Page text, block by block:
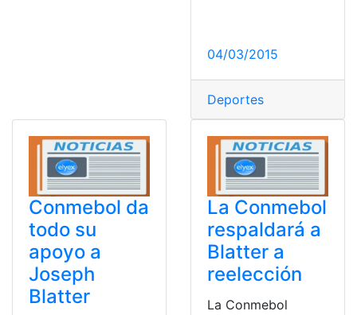
04/03/2015
Deportes
Conmebol da
todo su
apoyo a
Joseph
Blatter
La Conmebol
respaldará a
Blatter a
reelección
La Conmebol